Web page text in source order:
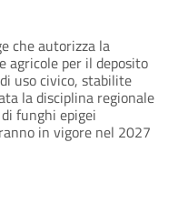
iniziativa benefica promossa
regionale Pari opportunità in
Comando Militare Esercito
16mila euro. Alla Cpo
Opere caritative francescane
ARCHIVIO PRIMO PIANO